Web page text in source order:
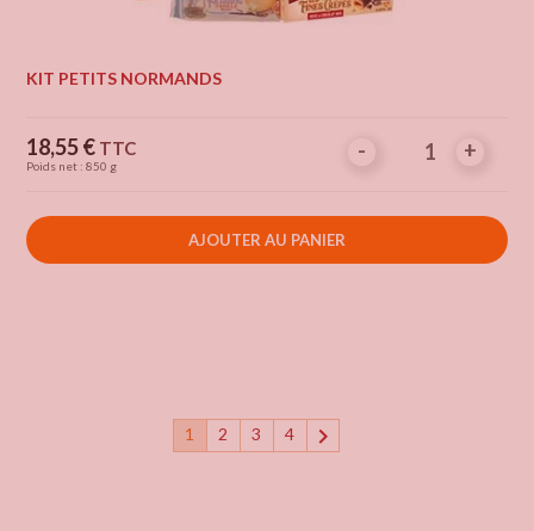
KIT PETITS NORMANDS
Prix
18,55 € TTC
Poids net : 850 g
- +
- +
AJOUTER AU PANIER
1 2 3 4 